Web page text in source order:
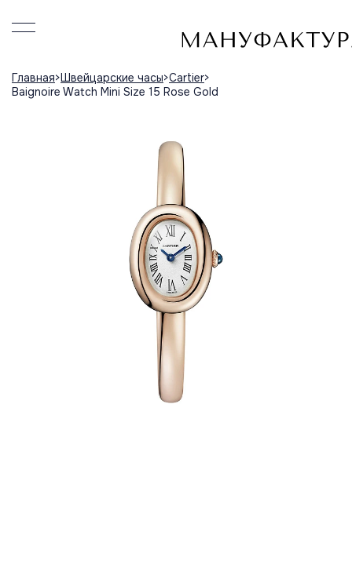
Главная Швейцарские часы Cartier
Baignoire Watch Mini Size 15 Rose Gold